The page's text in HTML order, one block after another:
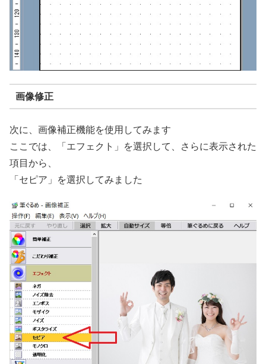
画像修正
次に、画像補正機能を使用してみます
ここでは、「エフェクト」を選択して、さらに表示された
項目から、
「セピア」を選択してみました